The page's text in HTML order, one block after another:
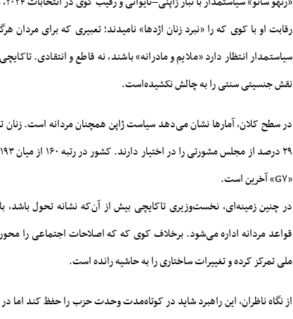
رقابت او با کوی که را «نبرد زنان اژدها» نامیدند؛ تعبیری که برای مردان
سیاستمدار انتظار دارد «ملایم و مادرانه» باشند، نه قاطع و انتقادی.
نقش جنسیتی سنتی را به چالش نکشیده‌است.
«G۷» آخرین است.
در چنین زمینه‌ای، نخست‌وزیری تاکایچی بیش از آن‌که نشانه تحول باشد،
قواعد مردانه اداره می‌شود. برخلاف کوی که که اصلاحات اجتماعی را محور
ملی تمرکز کرده و تغییرات ساختاری را به حاشیه رانده است.
از نگاه ناظران، این راهبرد شاید در کوتاه‌مدت وحدت حزب را حفظ کند